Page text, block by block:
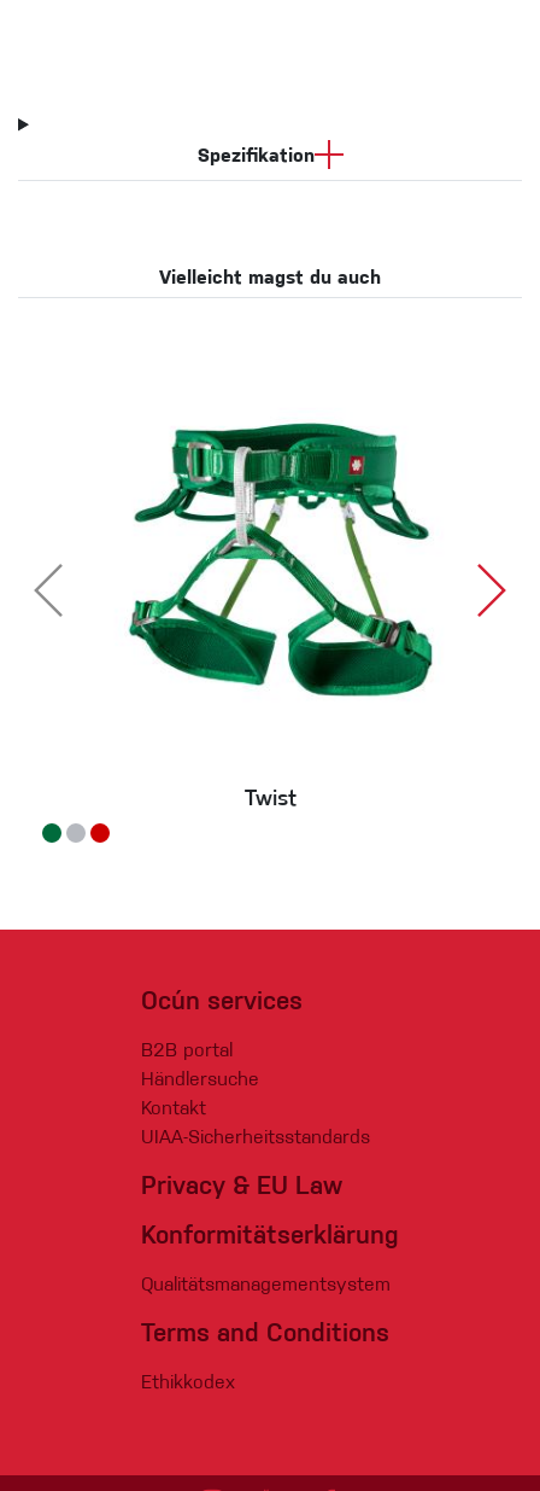
Spezifikation
Vielleicht magst du auch
Twist
Ocún services
B2B portal
Händlersuche
Kontakt
UIAA-Sicherheitsstandards
Privacy & EU Law
Konformitätserklärung
Qualitätsmanagementsystem
Terms and Conditions
Ethikkodex